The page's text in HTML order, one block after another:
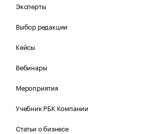
Эксперты
Выбор редакции
Кейсы
Вебинары
Мероприятия
Учебник РБК Компании
Статьи о бизнесе